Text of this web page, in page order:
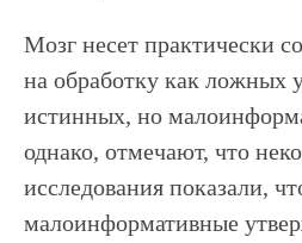
Мозг несет практически
на обработку как ложных
истинных, но
однако, отмечают, что
исследования показали,
малоинформативные